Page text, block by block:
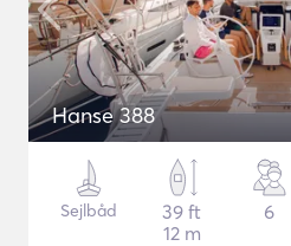
Hanse 388
Sejlbåd
39 ft
12 m
6